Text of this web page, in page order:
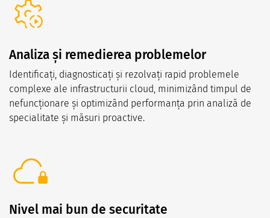
Analiza și remedierea problemelor
Identificați, diagnosticați și rezolvați rapid problemele
complexe ale infrastructurii cloud, minimizând timpul de
nefuncționare și optimizând performanța prin analiză de
specialitate și măsuri proactive.
Nivel mai bun de securitate